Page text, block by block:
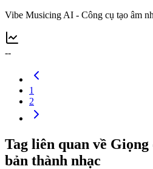
Vibe Musicing AI - Công cụ tạo âm
--
1
2
Tag liên quan về
bản thành nhạc